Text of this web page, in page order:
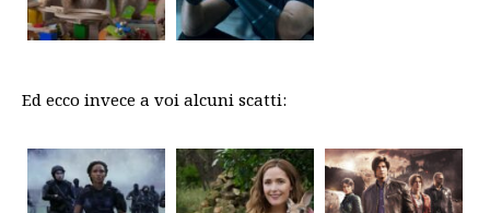
Ed ecco invece a voi alcuni scatti: